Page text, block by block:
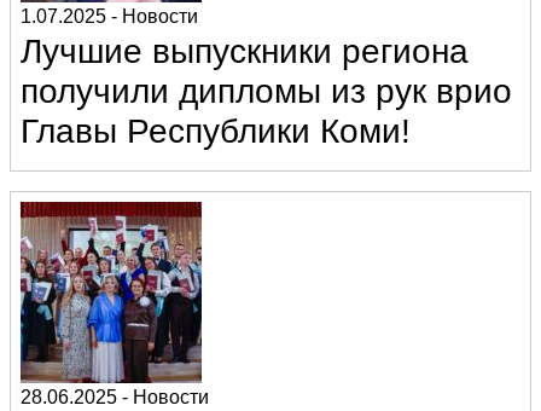
1.07.2025 - Новости
Лучшие выпускники региона
получили дипломы из рук врио
Главы Республики Коми!
28.06.2025 - Новости